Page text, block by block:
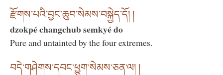
རྫོགས་པའི་བྱང་ཆུབ་སེམས་བསྐྱེད་དོ། །
dzokpé changchub semkyé do
Pure and untainted by the four extremes.
བདེ་གཤེགས་དབང་ཕྱུག་སེམས་ཅན་ལ། །